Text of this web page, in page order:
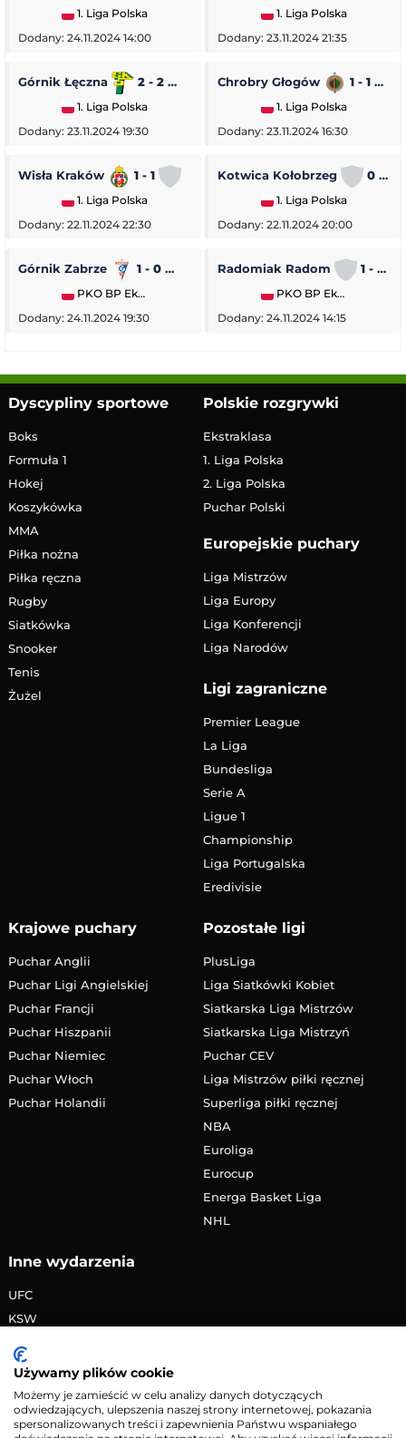
1. Liga Polska
Dodany: 24.11.2024 14:00
1. Liga Polska
Dodany: 23.11.2024 21:35
Górnik Łęczna 2 - 2 GKS Tychy
1. Liga Polska
Dodany: 23.11.2024 19:30
Chrobry Głogów 1 - 1
1. Liga Polska
Dodany: 23.11.2024 16:30
Wisła Kraków 1 - 1 Stal Rzeszów
1. Liga Polska
Dodany: 22.11.2024 22:30
Kotwica Kołobrzeg 0 - 5
1. Liga Polska
Dodany: 22.11.2024 20:00
Górnik Zabrze 1 - 0 Piast Gliwice
PKO BP Ekstraklasa
Dodany: 24.11.2024 19:30
Radomiak Radom 1 - 2
PKO BP Ekstraklasa
Dodany: 24.11.2024 14:15
Dyscypliny sportowe
Boks
Formuła 1
Hokej
Koszykówka
MMA
Piłka nożna
Piłka ręczna
Rugby
Siatkówka
Snooker
Tenis
Żużel
Polskie rozgrywki
Ekstraklasa
1. Liga Polska
2. Liga Polska
Puchar Polski
Europejskie puchary
Liga Mistrzów
Liga Europy
Liga Konferencji
Liga Narodów
Ligi zagraniczne
Premier League
La Liga
Bundesliga
Serie A
Ligue 1
Championship
Liga Portugalska
Eredivisie
Krajowe puchary
Puchar Anglii
Puchar Ligi Angielskiej
Puchar Francji
Puchar Hiszpanii
Puchar Niemiec
Puchar Włoch
Puchar Holandii
Pozostałe ligi
PlusLiga
Liga Siatkówki Kobiet
Siatkarska Liga Mistrzów
Siatkarska Liga Mistrzyń
Puchar CEV
Liga Mistrzów piłki ręcznej
Superliga piłki ręcznej
NBA
Euroliga
Eurocup
Energa Basket Liga
NHL
Inne wydarzenia
UFC
KSW
PRIME MMA
Żużlowa Ekstraliga
Speedway Grand Prix
Używamy plików cookie
Możemy je zamieścić w celu analizy danych dotyczących
odwiedzających, ulepszenia naszej strony internetowej, pokazania
spersonalizowanych treści i zapewnienia Państwu wspaniałego